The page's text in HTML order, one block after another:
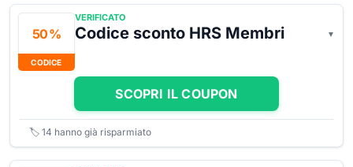
50 %
CODICE
VERIFICATO
Codice sconto HRS Membri
SCOPRI IL COUPON
🏷️ 14 hanno già risparmiato